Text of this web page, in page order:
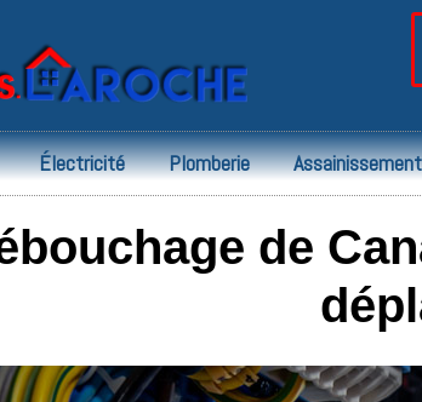
Électricité Plomberie Assainissement
de